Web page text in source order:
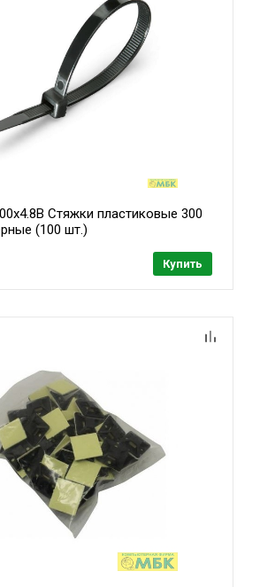
Стяжки пластиковые 300
(100 шт.)
Купить